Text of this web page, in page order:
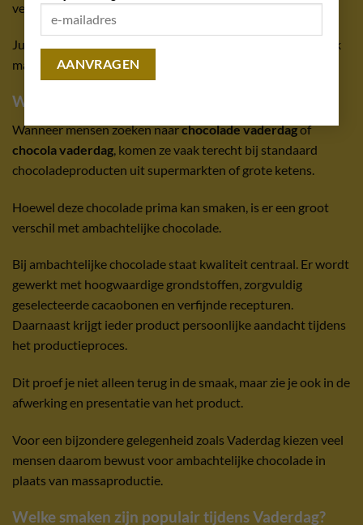
verwachten immers geen eetbare rozen van chocolade.
Juist die combinatie van verrassing, vakmanschap en smaak
maakt chocoladerozen een uniek cadeau voor Vaderdag.
Waarom kiezen voor ambachtelijke chocolade?
Wanneer mensen zoeken naarchocolade vaderdagof
chocola vaderdag , komen ze vaak terecht bij standaard
chocoladeproducten uit supermarkten of grote ketens.
Hoewel deze chocolade prima kan smaken, is er een groot
verschil met ambachtelijke chocolade.
Bij ambachtelijke chocolade staat kwaliteit centraal. Er wordt
gewerkt met hoogwaardige grondstoffen, zorgvuldig
geselecteerde cacaobonen en verfijnde recepturen.
Daarnaast krijgt ieder product persoonlijke aandacht tijdens
het productieproces.
Dit proef je niet alleen terug in de smaak, maar zie je ook in de
afwerking en presentatie van het product.
Voor een bijzondere gelegenheid zoals Vaderdag kiezen veel
mensen daarom bewust voor ambachtelijke chocolade in
plaats van massaproductie.
Welke smaken zijn populair tijdens Vaderdag?